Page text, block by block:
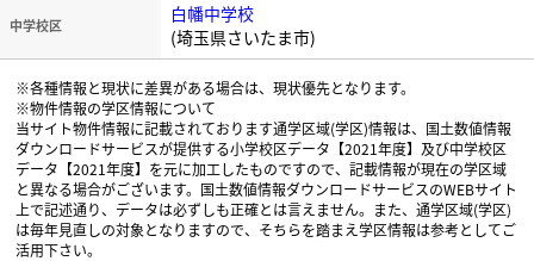
中学校区
白幡中学校
(埼玉県さいたま市)
※各種情報と現状に差異がある場合は、現状優先となります。
※物件情報の学区情報について
当サイト物件情報に記載されております通学区域(学区)情報は、国土数値情報
ダウンロードサービスが提供する小学校区データ【2021年度】及び中学校区
データ【2021年度】を元に加工したものですので、記載情報が現在の学区域
と異なる場合がございます。国土数値情報ダウンロードサービスのWEBサイト
上で記述通り、データは必ずしも正確とは言えません。また、通学区域(学区)
は毎年見直しの対象となりますので、そちらを踏まえ学区情報は参考としてご
活用下さい。